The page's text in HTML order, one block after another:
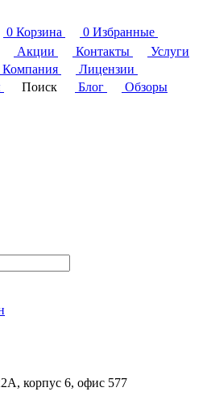
0 Корзина 0 Избранные
Акции Контакты
Услуги
Компания
Лицензии
Поиск Блог
Обзоры
корпус 6, офис 577